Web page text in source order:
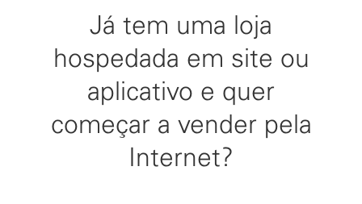
Já tem uma loja
hospedada em site ou
aplicativo e quer
começar a vender pela
Internet?